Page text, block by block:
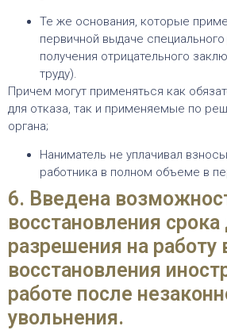
Те же основания, которые
первичной выдаче
получения отрицательного
труду).
Причем могут применяться как
для отказа, так и применяемые по
органа;
Наниматель не уплачивал
работника в полном объеме в
6. Введена
восстановления
разрешения на работу
восстановления
работе после
увольнения.